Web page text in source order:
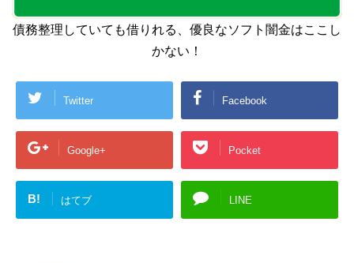
債務整理していても借りれる、優良なソフト闇金はここし
かない！
Twitter Facebook
Google+ Pocket
B! はてブ LINE